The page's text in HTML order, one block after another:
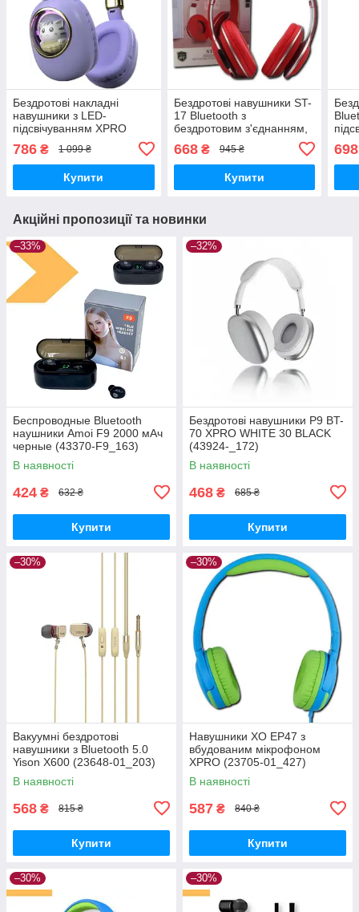
Бездротові накладні
навушники з LED-
підсвічуванням XPRO
A.B.C.D_378)
786 ₴ 1 099 ₴
Купити
Бездротові навушники ST-
17 Bluetooth з
бездротовим з'єднанням,
чорний/зелений (41173-
ST-17_277)
668₴ 945 ₴
Купити
698
Акційні пропозиції та новинки
–33%
Беспроводные Bluetooth
наушники Amoi F9 2000 мАч
черные (43370-F9_163)
В наявності
424 ₴ 632 ₴
Купити
–32%
Бездротові навушники P9 BT-
70 XPRO WHITE 30 BLACK
(43924-_172)
В наявності
468 ₴ 685 ₴
Купити
–30%
Вакуумні бездротові
навушники з Bluetooth 5.0
Yison X600 (23648-01_203)
В наявності
568 ₴ 815 ₴
Купити
–30%
Навушники XO EP47 з
вбудованим мікрофоном
XPRO (23705-01_427)
В наявності
587 ₴ 840 ₴
Купити
–30% –30%